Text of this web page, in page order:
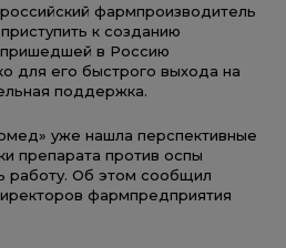
фармпроизводитель
к созданию
пришедшей в Россию
для его быстрого выхода на
поддержка.
уже нашла перспективные
препарата против оспы
работу. Об этом сообщил
фармпредприятия